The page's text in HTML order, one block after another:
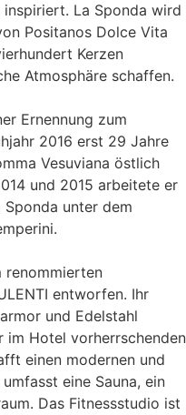
La Sponda wird
Positanos Dolce Vita
Kerzen
Atmosphäre schaffen.
Ernennung zum
2016 erst 29 Jahre
Vesuviana östlich
und 2015 arbeitete er
unter dem
renommierten
entworfen. Ihr
und Edelstahl
Hotel vorherrschenden
einen modernen und
eine Sauna, ein
Das Fitnessstudio ist